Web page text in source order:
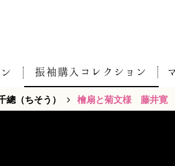
振袖購入コレクション
總（ちそう） 檜扇と菊文様 藤井寛